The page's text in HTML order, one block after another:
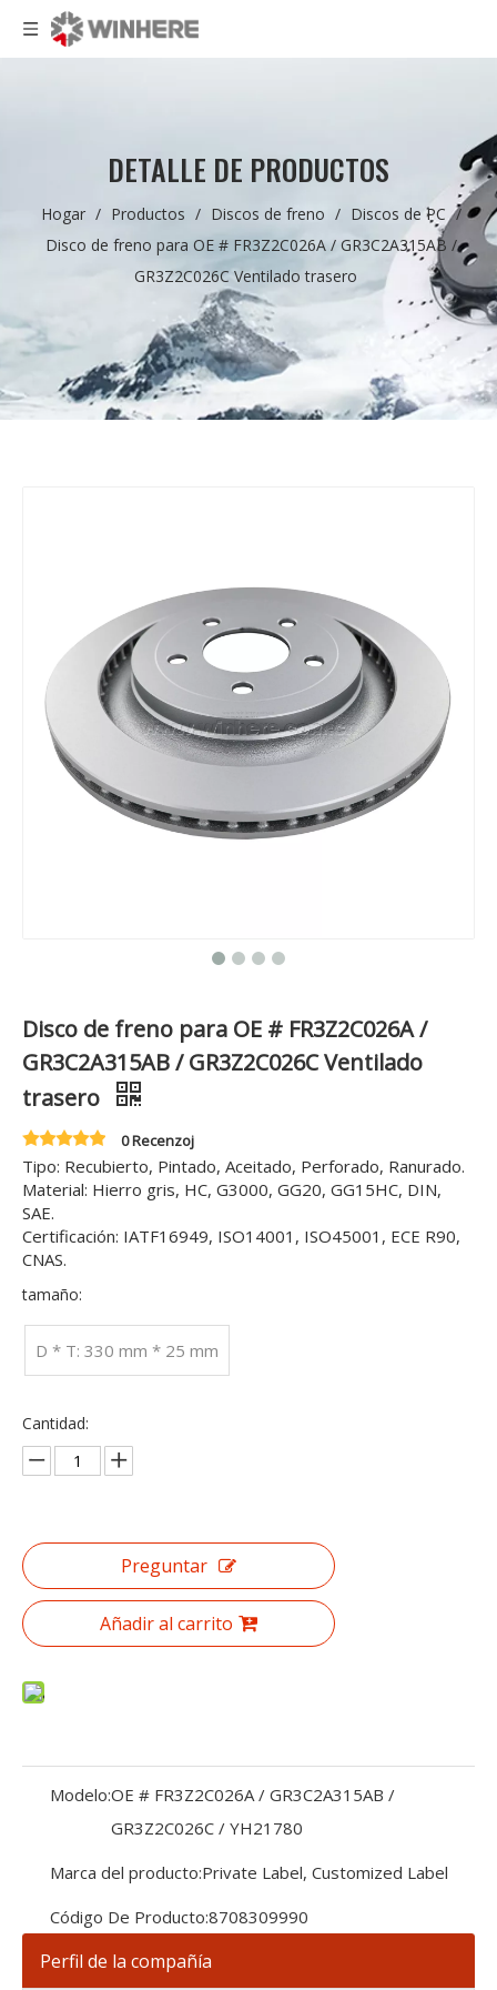
DETALLE DE PRODUCTOS
Hogar / Productos / Discos de freno / Discos de PC /
Disco de freno para OE # FR3Z2C026A / GR3C2A315AB /
GR3Z2C026C Ventilado trasero
Disco de freno para OE # FR3Z2C026A /
GR3C2A315AB / GR3Z2C026C Ventilado
trasero
0 Recenzoj
Tipo: Recubierto, Pintado, Aceitado, Perforado, Ranurado.
Material: Hierro gris, HC, G3000, GG20, GG15HC, DIN,
SAE.
Certificación: IATF16949, ISO14001, ISO45001, ECE R90,
CNAS.
tamaño:
D * T: 330 mm * 25 mm
Cantidad:
Preguntar
Añadir al carrito
Modelo:OE # FR3Z2C026A / GR3C2A315AB /
GR3Z2C026C / YH21780
Marca del producto:Private Label, Customized Label
Código De Producto:8708309990
Perfil de la compañía